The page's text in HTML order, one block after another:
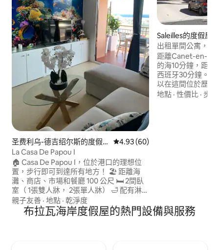
圣费利乌-德吉绍尔斯的度假
屋
從 60 則評價中獲得 4.93 的平均
4.93 (60)
La Casa De Papou I
🏠 Casa De Papou Ι，位於港口的理想位
置，步行即可到達所有地方！ 🏖️ 距離海
灘、商店、市場和餐廳 100 公尺 🛏️ 2間臥
室（ 1張雙人牀， 2張單人牀） 🛁 配有淋浴
間、馬桶和烘毛機的浴室 🍳 設備齊全的廚
房，可通往客廳沙發和電視 🌞 20 平方公尺
的露臺，配有遮陽簾，陽光充足，可欣賞
親子友善 · 地點 · 乾淨度
Saleilles的度假屋
出租單間公寓，位
萊耶 (Saleilles)。
距離Canet-en-
的海10分鐘，距
西班牙30分鐘。
以在這間位於歷史
(Saleilles) 的單間
地點 ·性價比 · 步
布拉瓦海岸度假屋的熱門設備與服務